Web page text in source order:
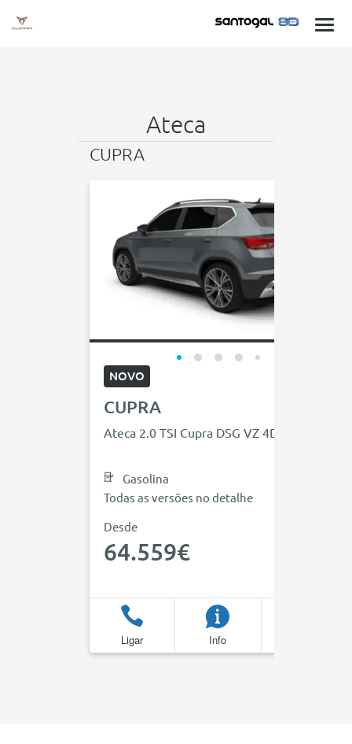
Ateca
CUPRA
NOVO
CUPRA
Ateca 2.0 TSI Cupra DSG VZ 4Drive
Gasolina
Todas as versões no detalhe
Desde
64.559€
Ligar Info